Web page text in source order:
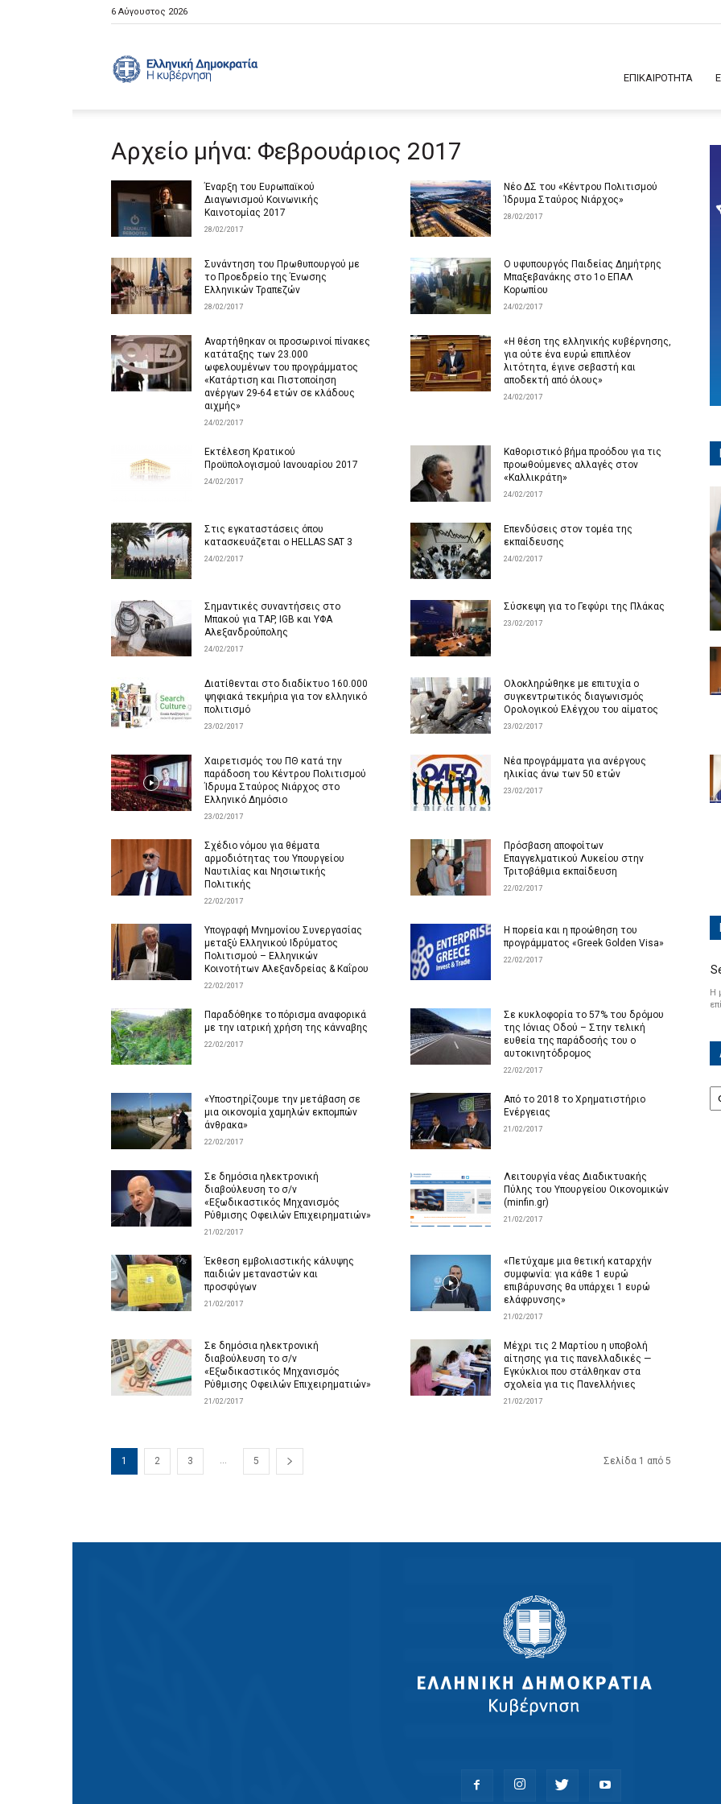
6 Αύγουστος 2026
Κυβέρνηση
ΕΠΙΚΑΙΡΟΤΗΤΑ
Αρχείο μήνα: Φεβρουάριος 2017
Έναρξη του Ευρωπαϊκού
Διαγωνισμού Κοινωνικής
Καινοτομίας 2017
28/02/2017
Νέο ΔΣ του «Κέντρου Πολιτισμού
Ίδρυμα Σταύρος Νιάρχος»
28/02/2017
Συνάντηση του Πρωθυπουργού με
το Προεδρείο της Ένωσης
Ελληνικών Τραπεζών
28/02/2017
Ο υφυπουργός Παιδείας Δημήτρης
Μπαξεβανάκης στο 1ο ΕΠΑΛ
Κορωπίου
24/02/2017
Αναρτήθηκαν οι προσωρινοί πίνακες
κατάταξης των 23.000
ωφελουμένων του προγράμματος
«Κατάρτιση και Πιστοποίηση
ανέργων 29-64 ετών σε κλάδους
αιχμής»
24/02/2017
«Η θέση της ελληνικής κυβέρνησης,
για ούτε ένα ευρώ επιπλέον
λιτότητα, έγινε σεβαστή και
αποδεκτή από όλους»
24/02/2017
Εκτέλεση Κρατικού
Προϋπολογισμού Ιανουαρίου 2017
24/02/2017
Καθοριστικό βήμα προόδου για τις
προωθούμενες αλλαγές στον
«Καλλικράτη»
24/02/2017
Στις εγκαταστάσεις όπου
κατασκευάζεται ο HELLAS SAT 3
24/02/2017
Επενδύσεις στον τομέα της
εκπαίδευσης
24/02/2017
Σημαντικές συναντήσεις στο
Μπακού για TAP, IGB και ΥΦΑ
Αλεξανδρούπολης
24/02/2017
Σύσκεψη για το Γεφύρι της Πλάκας
23/02/2017
Διατίθενται στο διαδίκτυο 160.000
ψηφιακά τεκμήρια για τον ελληνικό
πολιτισμό
23/02/2017
Ολοκληρώθηκε με επιτυχία ο
συγκεντρωτικός διαγωνισμός
Ορολογικού Ελέγχου του αίματος
23/02/2017
Χαιρετισμός του ΠΘ κατά την
παράδοση του Κέντρου Πολιτισμού
Ίδρυμα Σταύρος Νιάρχος στο
Ελληνικό Δημόσιο
23/02/2017
Νέα προγράμματα για ανέργους
ηλικίας άνω των 50 ετών
23/02/2017
Σχέδιο νόμου για θέματα
αρμοδιότητας του Υπουργείου
Ναυτιλίας και Νησιωτικής
Πολιτικής
22/02/2017
Πρόσβαση αποφοίτων
Επαγγελματικού Λυκείου στην
Τριτοβάθμια εκπαίδευση
22/02/2017
Yπογραφή Μνημονίου Συνεργασίας
μεταξύ Ελληνικού Ιδρύματος
Πολιτισμού – Ελληνικών
Κοινοτήτων Αλεξανδρείας & Καΐρου
22/02/2017
Η πορεία και η προώθηση του
προγράμματος «Greek Golden Visa»
22/02/2017
Παραδόθηκε το πόρισμα αναφορικά
με την ιατρική χρήση της κάνναβης
22/02/2017
Σε κυκλοφορία το 57% του δρόμου
της Ιόνιας Οδού – Στην τελική
ευθεία της παράδοσής του ο
αυτοκινητόδρομος
22/02/2017
«Υποστηρίζουμε την μετάβαση σε
μια οικονομία χαμηλών εκπομπών
άνθρακα»
22/02/2017
Από το 2018 το Χρηματιστήριο
Ενέργειας
21/02/2017
Σε δημόσια ηλεκτρονική
διαβούλευση το σ/ν
«Εξωδικαστικός Μηχανισμός
Ρύθμισης Οφειλών Επιχειρηματιών»
21/02/2017
Λειτουργία νέας Διαδικτυακής
Πύλης του Υπουργείου Οικονομικών
(minfin.gr)
21/02/2017
Έκθεση εμβολιαστικής κάλυψης
παιδιών μεταναστών και
προσφύγων
21/02/2017
«Πετύχαμε μια θετική καταρχήν
συμφωνία: για κάθε 1 ευρώ
επιβάρυνσης θα υπάρχει 1 ευρώ
ελάφρυνσης»
21/02/2017
Σε δημόσια ηλεκτρονική
διαβούλευση το σ/ν
«Εξωδικαστικός Μηχανισμός
Ρύθμισης Οφειλών Επιχειρηματιών»
21/02/2017
Μέχρι τις 2 Μαρτίου η υποβολή
αίτησης για τις πανελλαδικές —
Εγκύκλιοι που στάλθηκαν στα
σχολεία για τις Πανελλήνιες
21/02/2017
1 2 3 ... 5 Σελίδα 1 από 5
Η